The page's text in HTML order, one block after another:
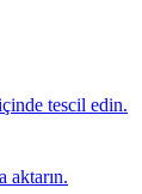
tescil edin.
aktarın.